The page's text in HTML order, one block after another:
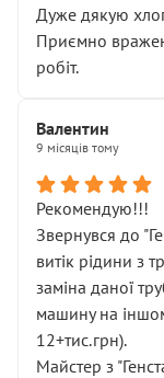
Дуже дякую
Приємно
робіт.
Валентин
9 місяців тому
Рекомендую!!!
Звернувся до
витік рідини з
заміна даної
машину на
12+тис.грн).
Майстер з